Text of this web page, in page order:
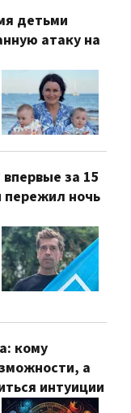
детьми
атаку на
за 15
пережил ночь
кому
а
интуиции